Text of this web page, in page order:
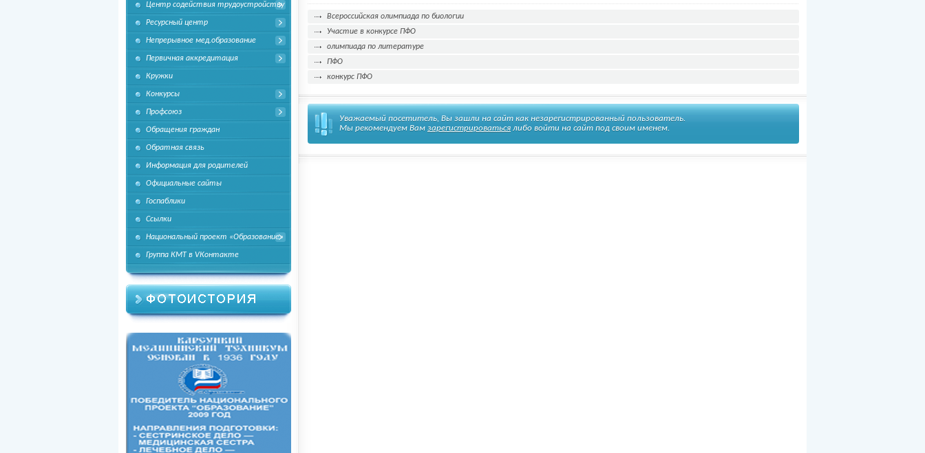
Центр содействия трудоустройству
Ресурсный центр
Непрерывное мед.образование
Первичная аккредитация
Кружки
Конкурсы
Профсоюз
Обращения граждан
Обратная связь
Информация для родителей
Официальные сайты
Госпаблики
Ссылки
Национальный проект «Образование»
Группа КМТ в VКонтакте
Всероссийская олимпиада по биологии
Участие в конкурсе ПФО
олимпиада по литературе
ПФО
конкурс ПФО
Уважаемый посетитель, Вы зашли на сайт как незарегистрированный пользователь.
Мы рекомендуем Вам зарегистрироваться либо войти на сайт под своим именем.